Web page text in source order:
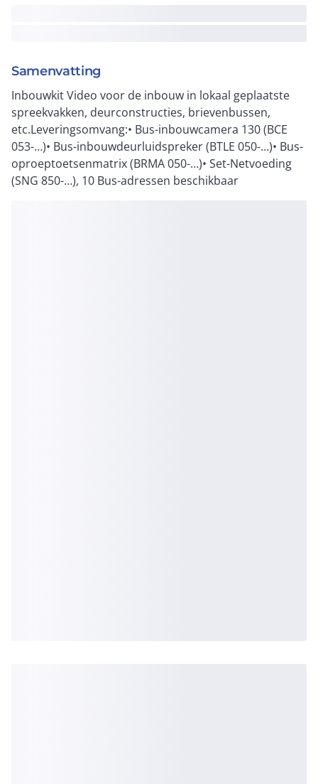
Samenvatting
Inbouwkit Video voor de inbouw in lokaal geplaatste
spreekvakken, deurconstructies, brievenbussen,
etc.Leveringsomvang:• Bus-inbouwcamera 130 (BCE
053-…)• Bus-inbouwdeurluidspreker (BTLE 050-…)• Bus-
oproeptoetsenmatrix (BRMA 050-…)• Set-Netvoeding
(SNG 850-…), 10 Bus-adressen beschikbaar